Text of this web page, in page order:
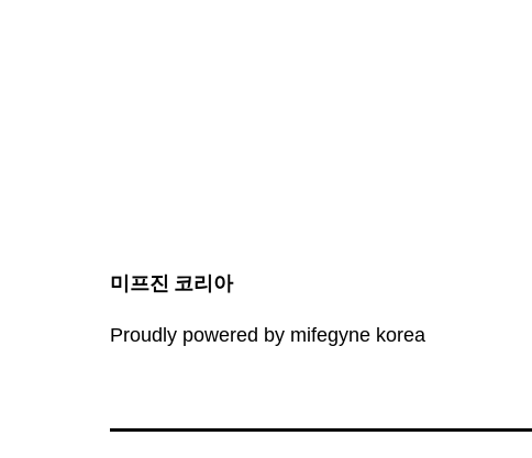
미프진 코리아
Proudly powered by mifegyne korea